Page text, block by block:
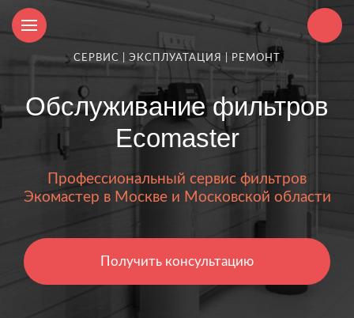
СЕРВИС | ЭКСПЛУАТАЦИЯ | РЕМОНТ
Обслуживание фильтров
Ecomaster
Профессиональный сервис фильтров
Экомастер в Москве и Московской области
Получить консультацию